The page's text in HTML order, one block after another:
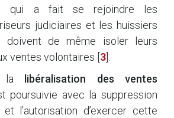
qui a fait se rejoindre les
judiciaires et les huissiers
de même isoler leurs
ventes volontaires 3
la
libéralisation des ventes
poursuivie avec la suppression
l’autorisation d’exercer cette